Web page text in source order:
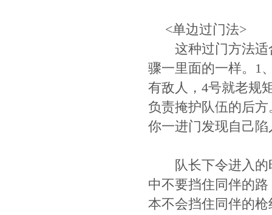
<单边过门法>
这种过门方法适
骤一里面的一样。1
有敌人，4号就老规
负责掩护队伍的后
你一进门发现自己
队长下令进入的
中不要挡住同伴的
本不会挡住同伴的枪